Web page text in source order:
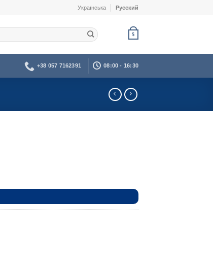
Українська Русский
$
+38 057 7162391 08:00 - 16:30